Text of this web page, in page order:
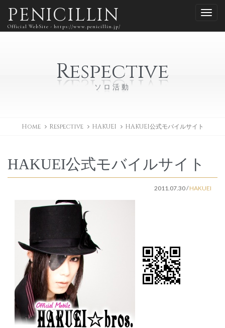
PENICILLIN
Official WebSite - https://www.penicillin.jp/
Respective
ソロ活動
Home Respective HAKUEI HAKUEI公式モバイルサイト
HAKUEI公式モバイルサイト
2011.07.30/HAKUEI